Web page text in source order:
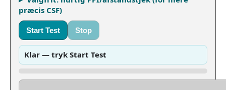
præcis CSF)
Start Test Stop
Klar — tryk Start Test